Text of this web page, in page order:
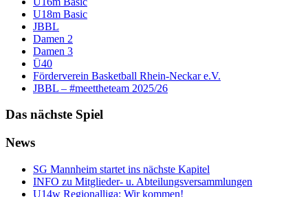
U18m Basic
JBBL
Damen 2
Damen 3
Ü40
Förderverein Basketball Rhein-Neckar e.V.
JBBL – #meettheteam 2025/26
Das nächste Spiel
News
SG Mannheim startet ins nächste Kapitel
INFO zu Mitglieder- u. Abteilungsversammlungen
U14w Regionalliga: Wir kommen!